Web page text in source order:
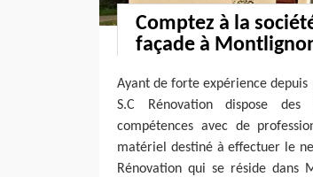
Comptez à la
façade à
Ayant de forte expérience depuis
S.C Rénovation dispose des
compétences avec de
matériel destiné à effectuer le
Rénovation qui se réside dans